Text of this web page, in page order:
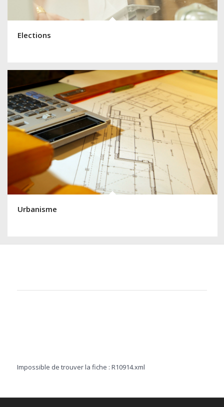
Elections
Urbanisme
Impossible de trouver la fiche : R10914.xml